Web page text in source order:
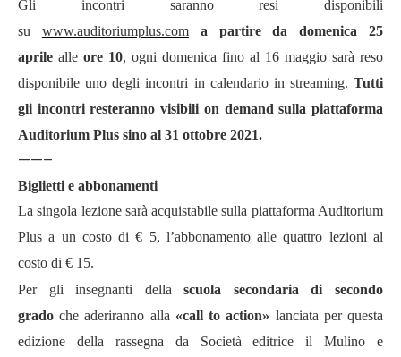
Gli incontri saranno resi disponibili
su
www.auditoriumplus.com
a partire da domenica 25
aprile alle ore 10, ogni domenica fino al 16 maggio sarà reso
disponibile uno degli incontri in calendario in streaming. Tutti
gli incontri resteranno visibili on demand sulla piattaforma
Auditorium Plus sino al 31 ottobre 2021.
——–
Biglietti e abbonamenti
La singola lezione saràacquistabile sulla piattaforma Auditorium
Plus a un costo di€ 5, l’abbonamento alle quattro lezioni al
costo di € 15.
Per gli insegnanti della
scuola secondaria di secondo
grado che aderiranno alla «call to action» lanciata per questa
edizione della rassegna da Societàeditrice il Mulino e